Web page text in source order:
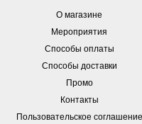
О магазине
Мероприятия
Способы оплаты
Способы доставки
Промо
Контакты
Пользовательское соглашение